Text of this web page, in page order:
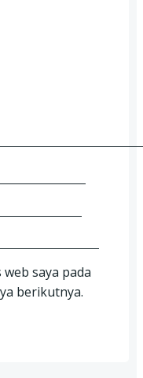
saya pada
berikutnya.